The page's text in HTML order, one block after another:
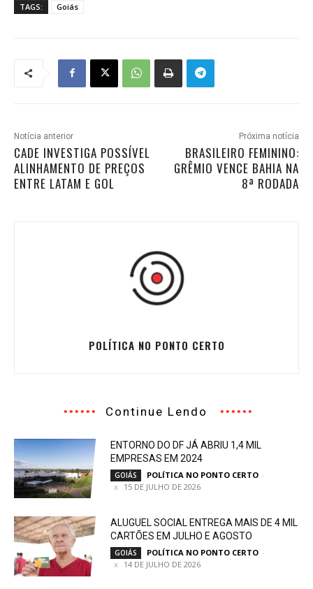
TAGS: Goiás
Notícia anterior
CADE INVESTIGA POSSÍVEL
ALINHAMENTO DE PREÇOS
ENTRE LATAM E GOL
Próxima notícia
BRASILEIRO FEMININO:
GRÊMIO VENCE BAHIA NA
8ª RODADA
POLÍTICA NO PONTO CERTO
Continue Lendo
ENTORNO DO DF JÁ ABRIU 1,4 MIL
EMPRESAS EM 2024
GOIÁS POLÍTICA NO PONTO CERTO -
15 DE JULHO DE 2026
ALUGUEL SOCIAL ENTREGA MAIS DE 4 MIL
CARTÕES EM JULHO E AGOSTO
GOIÁS POLÍTICA NO PONTO CERTO -
14 DE JULHO DE 2026